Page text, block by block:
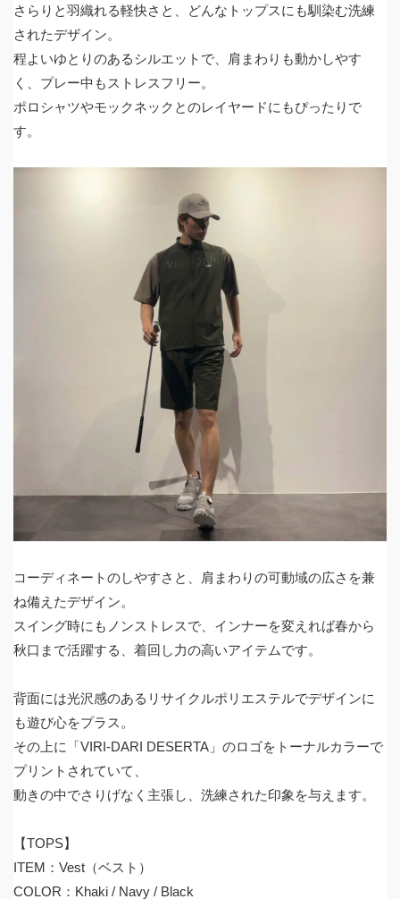
さらりと羽織れる軽快さと、どんなトップスにも馴染む洗練
されたデザイン。
程よいゆとりのあるシルエットで、肩まわりも動かしやす
く、プレー中もストレスフリー。
ポロシャツやモックネックとのレイヤードにもぴったりで
す。
コーディネートのしやすさと、肩まわりの可動域の広さを兼
ね備えたデザイン。
スイング時にもノンストレスで、インナーを変えれば春から
秋口まで活躍する、着回し力の高いアイテムです。
背面には光沢感のあるリサイクルポリエステルでデザインに
も遊び心をプラス。
その上に「VIRI-DARI DESERTA」のロゴをトーナルカラーで
プリントされていて、
動きの中でさりげなく主張し、洗練された印象を与えます。
【TOPS】
ITEM：Vest（ベスト）
COLOR：Khaki / Navy / Black